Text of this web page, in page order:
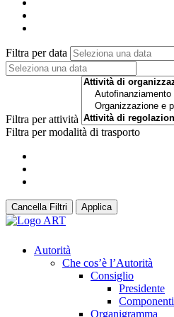
Filtra per data
Filtra per attività
Filtra per modalità di trasporto
Cancella Filtri Applica
Autorità
Che cos’è l’Autorità
Consiglio
Presidente
Componenti
Organigramma